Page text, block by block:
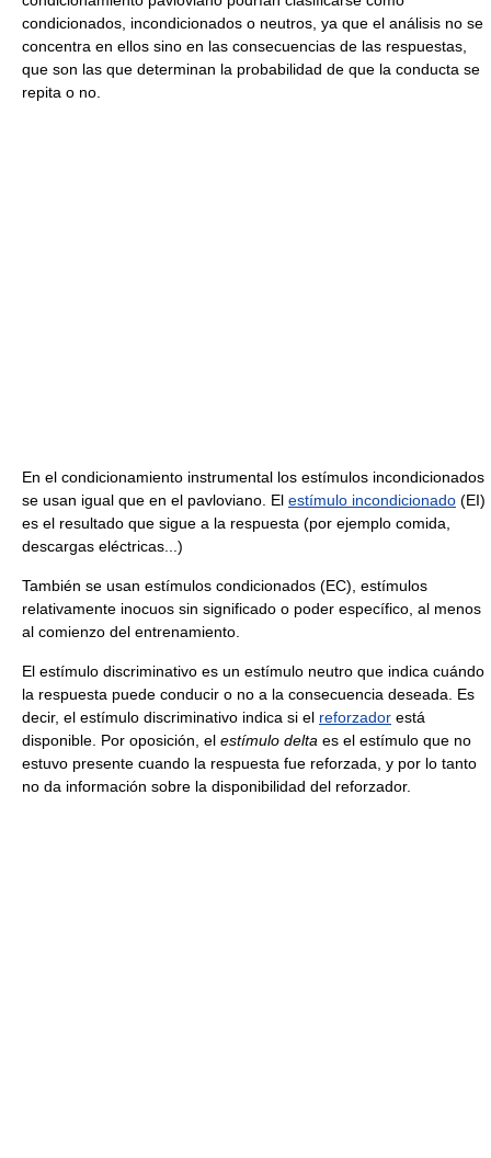
condicionados, incondicionados o neutros, ya que el análisis no se
concentra en ellos sino en las consecuencias de las respuestas,
que son las que determinan la probabilidad de que la conducta se
repita o no.
En el condicionamiento instrumental los estímulos incondicionados
se usan igual que en el pavloviano. El estímulo incondicionado (EI)
es el resultado que sigue a la respuesta (por ejemplo comida,
descargas eléctricas...)
También se usan estímulos condicionados (EC), estímulos
relativamente inocuos sin significado o poder específico, al menos
al comienzo del entrenamiento.
El estímulo discriminativo es un estímulo neutro que indica cuándo
la respuesta puede conducir o no a la consecuencia deseada. Es
decir, el estímulo discriminativo indica si el reforzador está
disponible. Por oposición, el estímulo delta es el estímulo que no
estuvo presente cuando la respuesta fue reforzada, y por lo tanto
no da información sobre la disponibilidad del reforzador.